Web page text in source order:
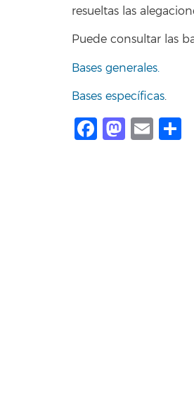
resueltas las
Puede consultar las
Bases generales.
Bases específicas.
Facebook